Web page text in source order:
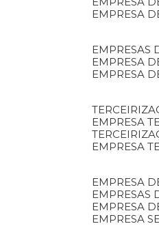
EMPRESA
EMPRESA
EMPRESA
EMPRESA
EMPRESA
EMPRESA
EMPRESA
EMPRESA